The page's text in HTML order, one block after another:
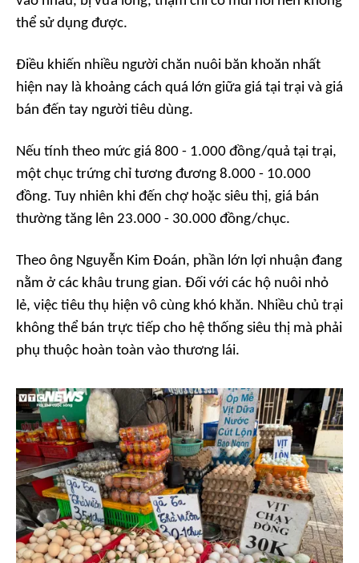
thể sử dụng được.
Điều khiến nhiều người chăn nuôi băn khoăn nhất
hiện nay là khoảng cách quá lớn giữa giá tại trại và giá
bán đến tay người tiêu dùng.
Nếu tính theo mức giá 800 - 1.000 đồng/quả tại trại,
một chục trứng chỉ tương đương 8.000 - 10.000
đồng. Tuy nhiên khi đến chợ hoặc siêu thị, giá bán
thường tăng lên 23.000 - 30.000 đồng/chục.
Theo ông Nguyễn Kim Đoán, phần lớn lợi nhuận đang
nằm ở các khâu trung gian. Đối với các hộ nuôi nhỏ
lẻ, việc tiêu thụ hiện vô cùng khó khăn. Nhiều chủ trại
không thể bán trực tiếp cho hệ thống siêu thị mà phải
phụ thuộc hoàn toàn vào thương lái.